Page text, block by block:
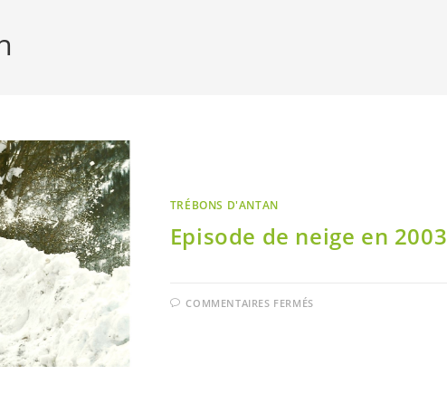
TRÉBONS D'ANTAN
Episode de neige en 2003
COMMENTAIRES FERMÉS